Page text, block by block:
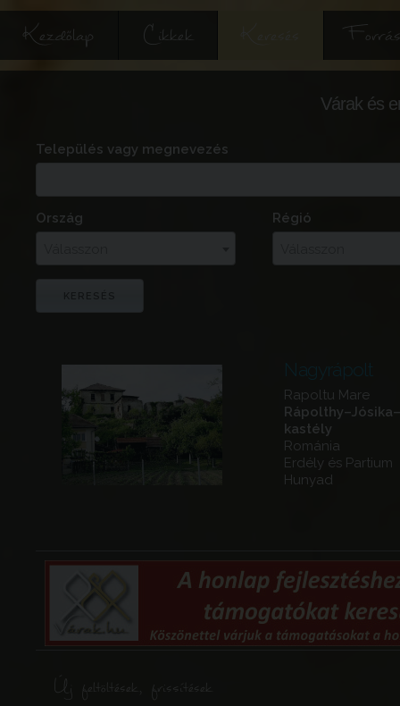
Kezdőlap Cikkek
Várak és
Település vagy megnevezés
Ország
Régió
Nagyrápolt
Rapoltu Mare
kastély
Románia
Erdély és Partium
Hunyad
Új feltöltések, frissítések